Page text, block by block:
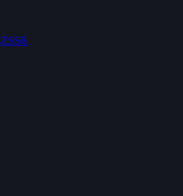
ZSSR